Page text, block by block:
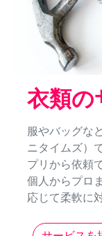
衣類の
服やバッグな
ニタイムズ）
プリから依頼
個人からプロ
応じて柔軟に